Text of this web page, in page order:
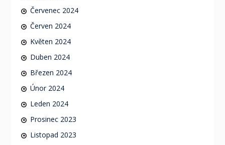
Červenec 2024
Červen 2024
Květen 2024
Duben 2024
Březen 2024
Únor 2024
Leden 2024
Prosinec 2023
Listopad 2023